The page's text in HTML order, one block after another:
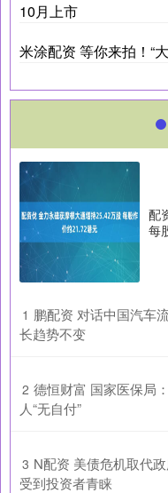
10月上市
米涂配资 等你来拍！“
配
每
1 鹏配资 对话中国汽车
长趋势不变
2 德恒财富 国家医保局
人“无自付”
3 ​N配资 美债危机取代
受到投资者青睐